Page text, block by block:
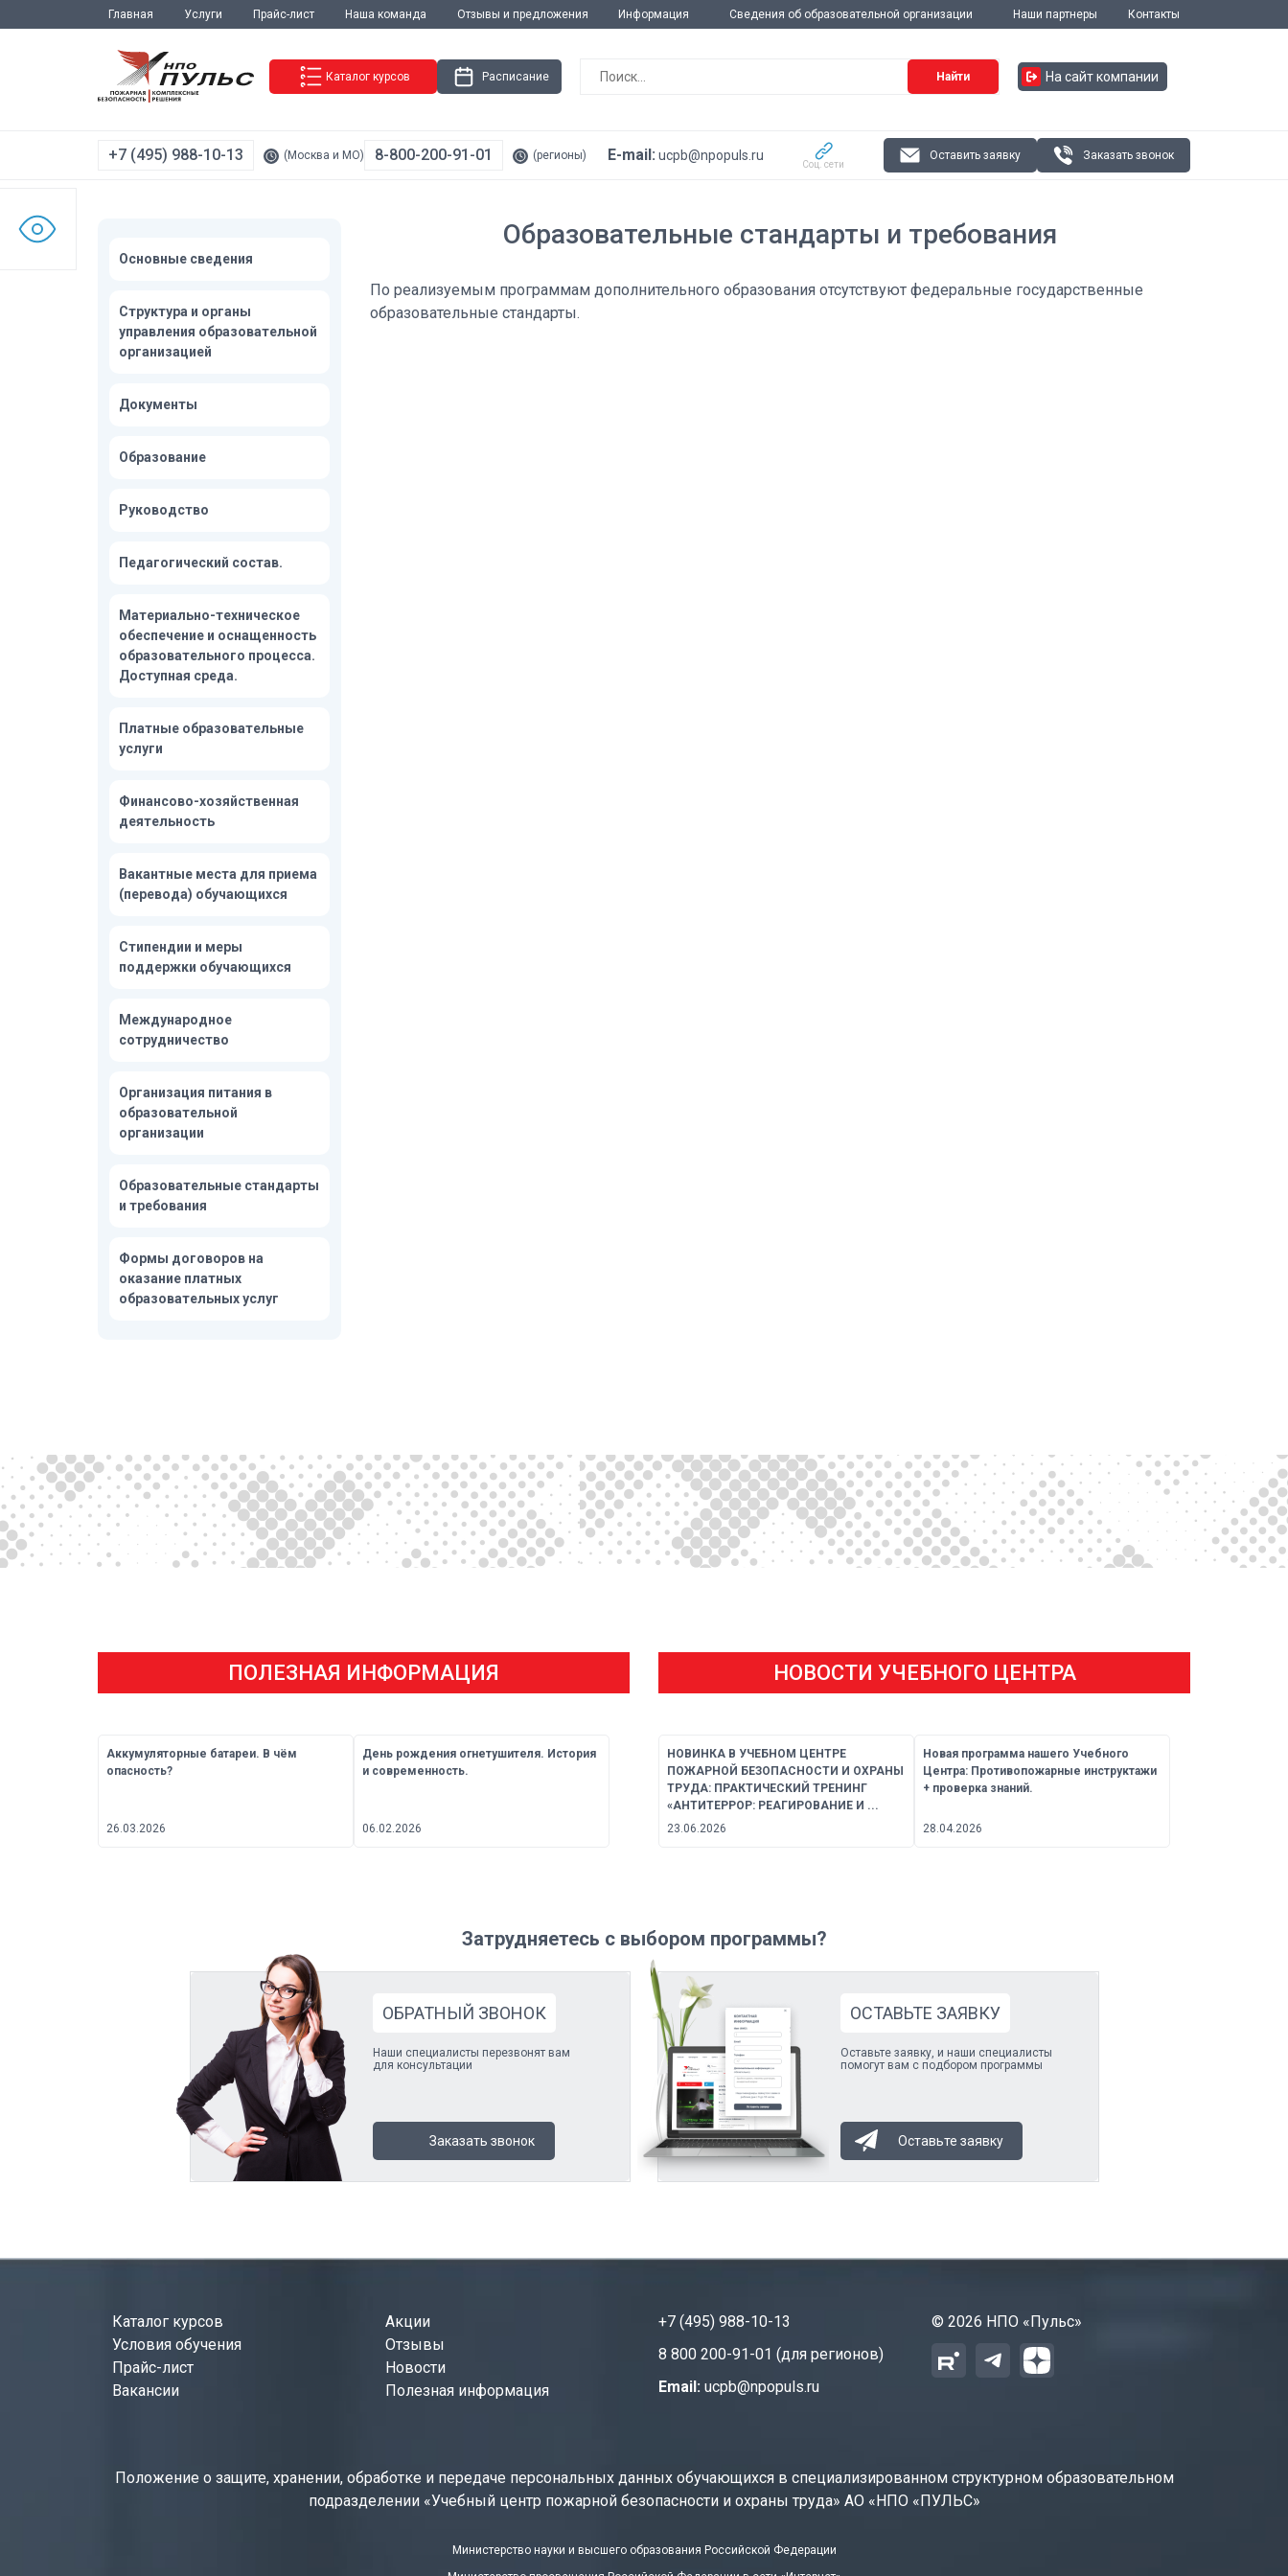
Главная Услуги Прайс-лист Наша команда Отзывы и предложения Информация Сведения об образовательной организации Наши партнеры Контакты
Каталог курсов Расписание Найти На сайт компании
+7 (495) 988-10-13 (Москва и МО) 8-800-200-91-01 (регионы) E-mail: ucpb@npopuls.ru
Соц. сети
Оставить заявку Заказать звонок
Основные сведения
Структура и органы
управления образовательной
организацией
Документы
Образование
Руководство
Педагогический состав.
Материально-техническое
обеспечение и оснащенность
образовательного процесса.
Доступная среда.
Платные образовательные
услуги
Финансово-хозяйственная
деятельность
Вакантные места для приема
(перевода) обучающихся
Стипендии и меры
поддержки обучающихся
Международное
сотрудничество
Организация питания в
образовательной
организации
Образовательные стандарты
и требования
Формы договоров на
оказание платных
образовательных услуг
Образовательные стандарты и требования
По реализуемым программам дополнительного образования отсутствуют федеральные государственные
образовательные стандарты.
ПОЛЕЗНАЯ ИНФОРМАЦИЯ
Аккумуляторные батареи. В чём
опасность?
26.03.2026
День рождения огнетушителя. История
и современность.
06.02.2026
НОВОСТИ УЧЕБНОГО ЦЕНТРА
НОВИНКА В УЧЕБНОМ ЦЕНТРЕ
ПОЖАРНОЙ БЕЗОПАСНОСТИ И ОХРАНЫ
ТРУДА: ПРАКТИЧЕСКИЙ ТРЕНИНГ
«АНТИТЕРРОР: РЕАГИРОВАНИЕ И ...
23.06.2026
Новая программа нашего Учебного
Центра: Противопожарные инструктажи
+ проверка знаний.
28.04.2026
Затрудняетесь с выбором программы?
ОБРАТНЫЙ ЗВОНОК
Наши специалисты перезвонят вам
для консультации
Заказать звонок
ОСТАВЬТЕ ЗАЯВКУ
Оставьте заявку, и наши специалисты
помогут вам с подбором программы
Оставьте заявку
Каталог курсов
Условия обучения
Прайс-лист
Вакансии
Акции
Отзывы
Новости
Полезная информация
+7 (495) 988-10-13
8 800 200-91-01 (для регионов)
Email: ucpb@npopuls.ru
© 2026 НПО «Пульс»
Положение о защите, хранении, обработке и передаче персональных данных обучающихся в специализированном структурном образовательном
подразделении «Учебный центр пожарной безопасности и охраны труда» АО «НПО «ПУЛЬС»
Министерство науки и высшего образования Российской Федерации